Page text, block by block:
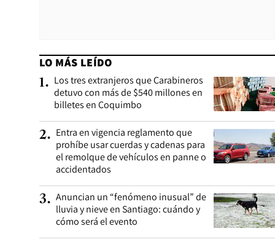
LO MÁS LEÍDO
1. Los tres extranjeros que Carabineros
detuvo con más de $540 millones en
billetes en Coquimbo
2. Entra en vigencia reglamento que
prohíbe usar cuerdas y cadenas para
el remolque de vehículos en panne o
accidentados
3. Anuncian un “fenómeno inusual” de
lluvia y nieve en Santiago: cuándo y
cómo será el evento